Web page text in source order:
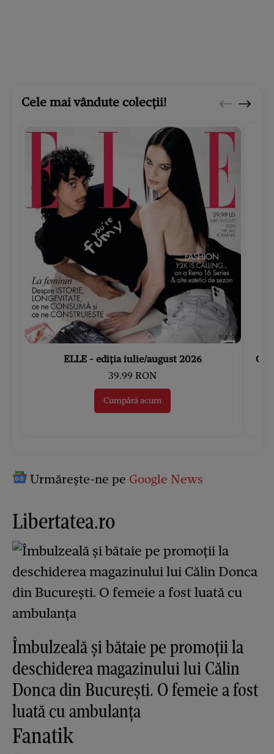
Cele mai vândute colecții!
ELLE - ediția iulie/august 2026
39.99 RON
Cumpără acum
Urmărește-ne pe Google News
Libertatea.ro
Îmbulzeală și bătaie pe promoții la
deschiderea magazinului lui Călin
Donca din București. O femeie a fost
luată cu ambulanța
Fanatik